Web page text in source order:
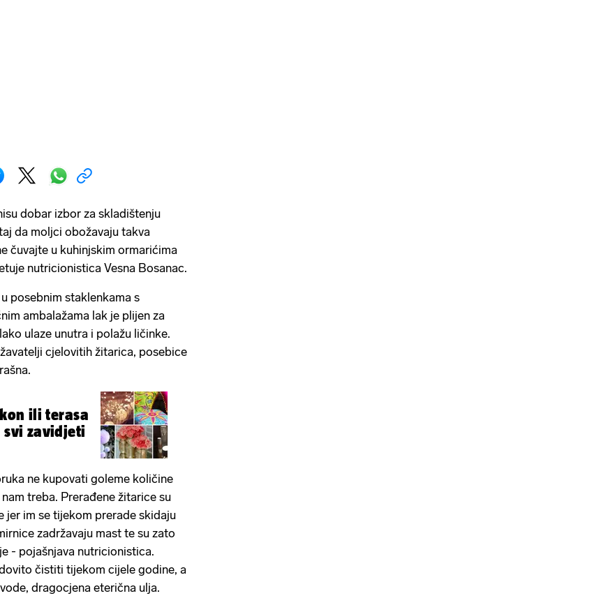
dobar izbor za skladištenju
da moljci obožavaju takva
čuvajte u kuhinjskim ormarićima
nutricionistica Vesna Bosanac.
posebnim staklenkama s
ambalažama lak je plijen za
ulaze unutra i polažu ličinke.
cjelovitih žitarica, posebice
ili terasa
svi zavidjeti
ne kupovati goleme količine
treba. Prerađene žitarice su
jer im se tijekom prerade skidaju
zadržavaju mast te su zato
- pojašnjava nutricionistica.
čistiti tijekom cijele godine, a
dragocjena eterična ulja.